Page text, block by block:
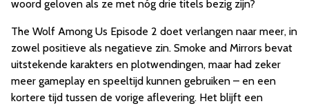
woord geloven als ze met nóg drie titels bezig zijn?
The Wolf Among Us Episode 2 doet verlangen naar meer, in
zowel positieve als negatieve zin. Smoke and Mirrors bevat
uitstekende karakters en plotwendingen, maar had zeker
meer gameplay en speeltijd kunnen gebruiken – en een
kortere tijd tussen de vorige aflevering. Het blijft een